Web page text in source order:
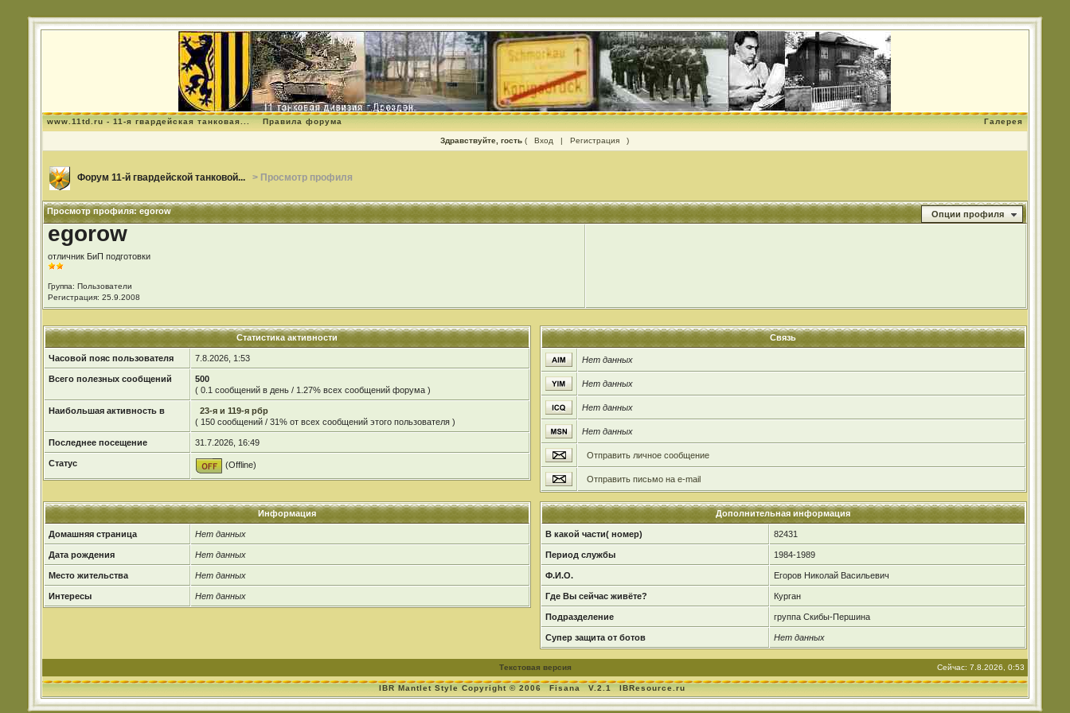
www.11td.ru - 11-я гвардейская танковая... Правила форума Галерея
Здравствуйте, гость ( Вход | Регистрация )
Форум 11-й гвардейской танковой... > Просмотр профиля
Опции профиля
Просмотр профиля: egorow
egorow
отличник БиП подготовки
Группа: Пользователи
Регистрация: 25.9.2008
Статистика активности
Часовой пояс пользователя 7.8.2026, 1:53
Всего полезных сообщений
500
( 0.1 сообщений в день / 1.27% всех сообщений форума )
Наибольшая активность в
23-я и 119-я рбр
( 150 сообщений / 31% от всех сообщений этого пользователя )
Последнее посещение 31.7.2026, 16:49
Статус (Offline)
Связь
Нет данных
Нет данных
Нет данных
Нет данных
Отправить личное сообщение
Отправить письмо на e-mail
Информация
Домашняя страница Нет данных
Дата рождения Нет данных
Место жительства Нет данных
Интересы Нет данных
Дополнительная информация
В какой части( номер) 82431
Период службы 1984-1989
Ф.И.О. Егоров Николай Васильевич
Где Вы сейчас живёте? Курган
Подразделение группа Скибы-Першина
Супер защита от ботов Нет данных
Текстовая версия Сейчас: 7.8.2026, 0:53
IBR Mantlet Style Copyright © 2006 Fisana V.2.1 IBResource.ru